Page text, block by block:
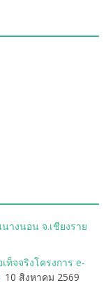
างนอน จ.เชียงราย
ท็จจริงโครงการ e-
10 สิงหาคม 2569